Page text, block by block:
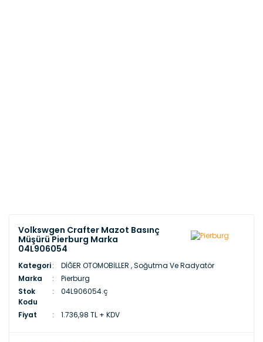
Volkswgen Crafter Mazot Basınç
Müşürü Pierburg Marka
04L906054
Kategori DİĞER OTOMOBİLLER ,Soğutma Ve Radyatör
Marka
Pierburg
Stok
Kodu
04L906054.ç
Fiyat 1.736,98 TL + KDV